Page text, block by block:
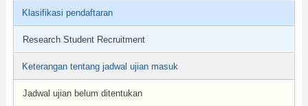
Klasifikasi pendaftaran
Research Student Recruitment
Keterangan tentang jadwal ujian masuk
Jadwal ujian belum ditentukan